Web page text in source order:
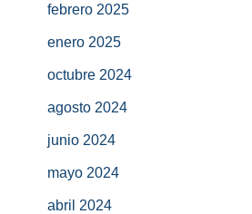
febrero 2025
enero 2025
octubre 2024
agosto 2024
junio 2024
mayo 2024
abril 2024